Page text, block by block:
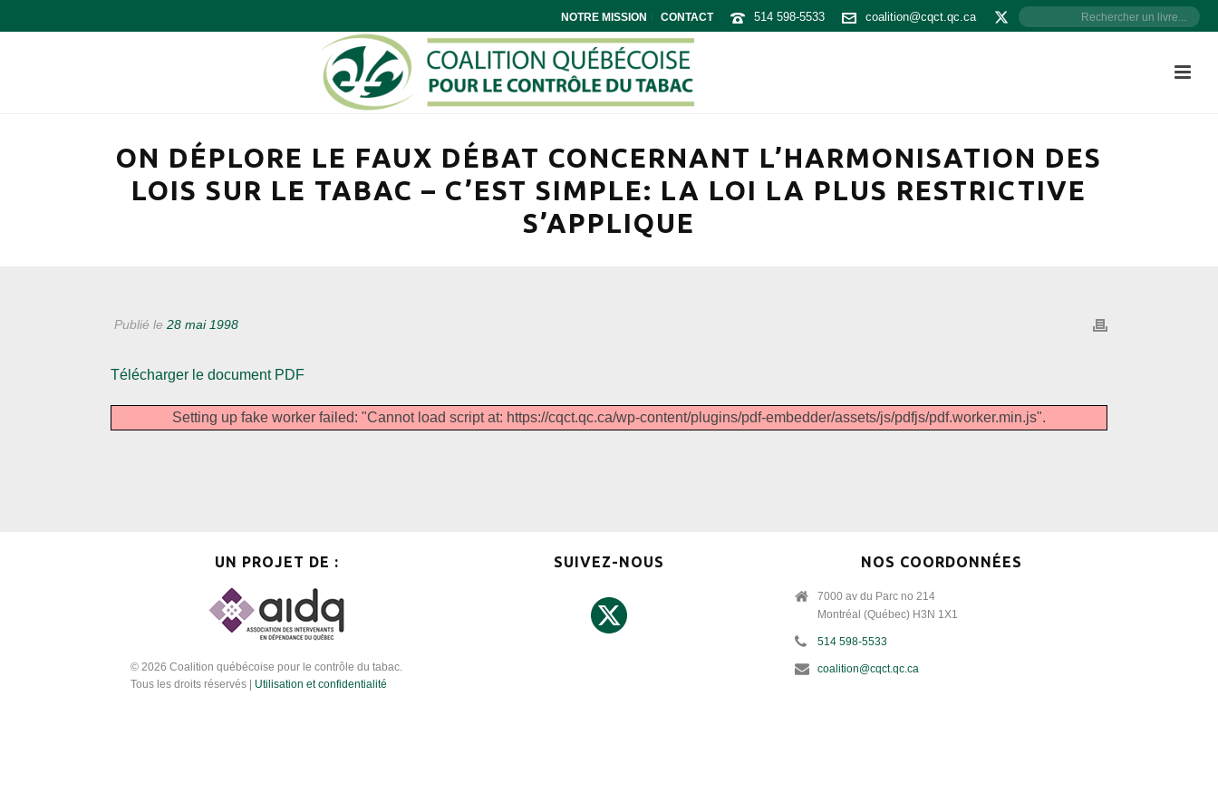
NOTRE MISSION CONTACT 514 598-5533 coalition@cqct.qc.ca
ON DÉPLORE LE FAUX DÉBAT CONCERNANT L’HARMONISATION DES
LOIS SUR LE TABAC – C’EST SIMPLE: LA LOI LA PLUS RESTRICTIVE
S’APPLIQUE
Publié le 28 mai 1998
Télécharger le document PDF
Setting up fake worker failed: "Cannot load script at: https://cqct.qc.ca/wp-content/plugins/pdf-embedder/assets/js/pdfjs/pdf.worker.min.js".
UN PROJET DE :
© 2026 Coalition québécoise pour le contrôle du tabac.
Tous les droits réservés | Utilisation et confidentialité
SUIVEZ-NOUS NOS COORDONNÉES
7000 av du Parc no 214
Montréal (Québec) H3N 1X1
514 598-5533
coalition@cqct.qc.ca